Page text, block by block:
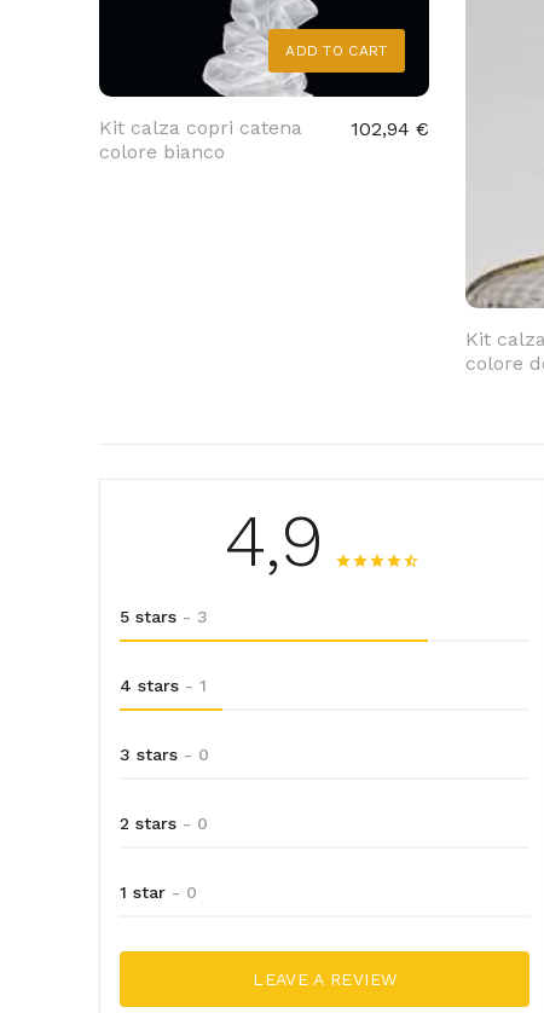
ADD TO CART
Kit calza copri catena
colore bianco
102,94 €
Kit
colore
4,9
5 stars - 3
4 stars - 1
3 stars - 0
2 stars - 0
1 star - 0
LEAVE A REVIEW